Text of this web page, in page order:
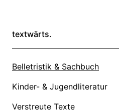
textwärts.
Belletristik & Sachbuch
Kinder- & Jugendliteratur
Verstreute Texte